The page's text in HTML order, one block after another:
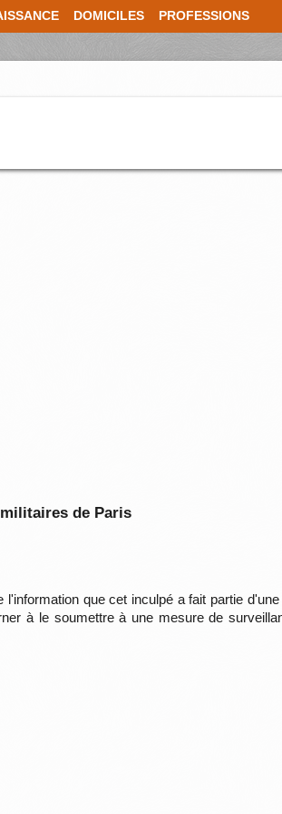
DOMICILES PROFESSIONS
de Paris
l'information que cet inculpé a fait partie
à le soumettre à une mesure de